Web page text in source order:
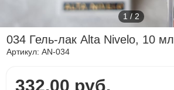
1 /2
034 Гель-лак Alta Nivelo, 10 мл
Артикул:AN-034
332,00 руб.